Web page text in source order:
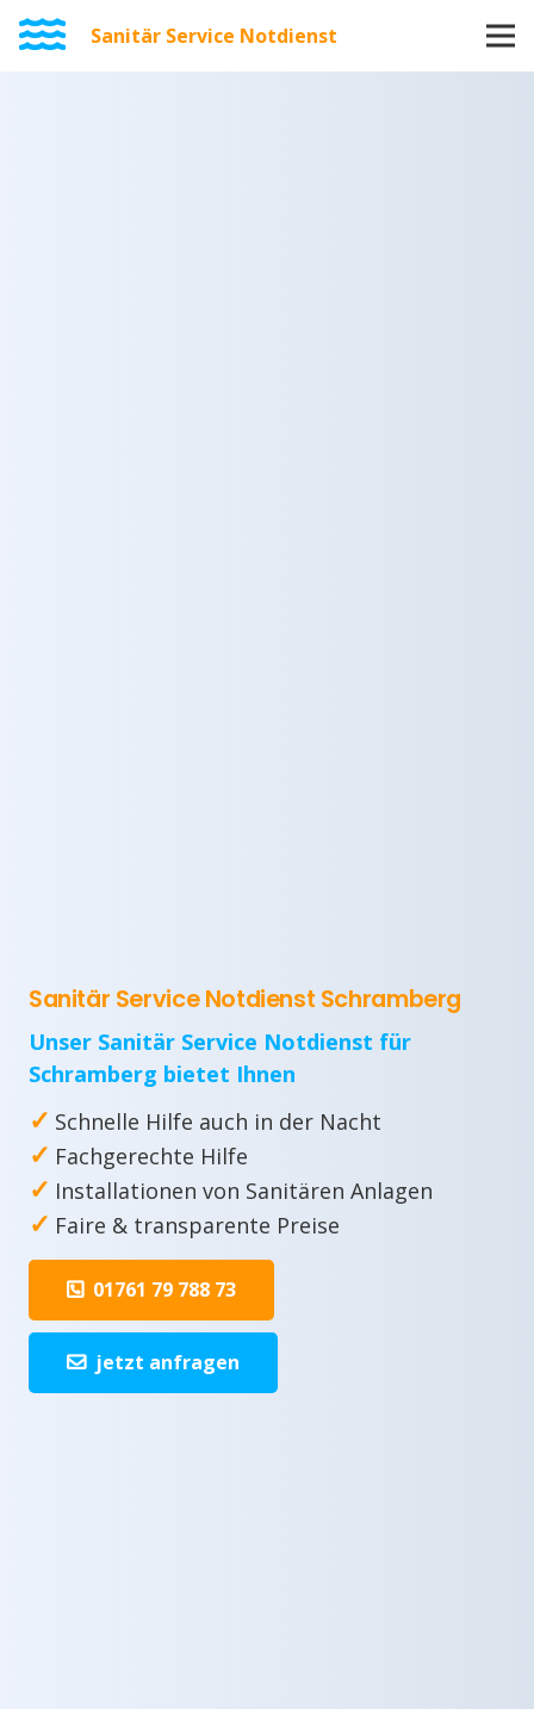
Sanitär Service Notdienst
Sanitär Service Notdienst Schramberg
Unser Sanitär Service Notdienst für
Schramberg bietet Ihnen
✓ Schnelle Hilfe auch in der Nacht
✓ Fachgerechte Hilfe
✓ Installationen von Sanitären Anlagen
✓ Faire & transparente Preise
01761 79 788 73
jetzt anfragen